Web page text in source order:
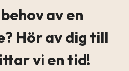
av en
Hör av dig till
vi en tid!